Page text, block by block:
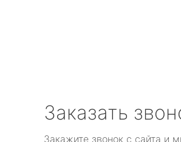
Заказать
Закажите звонок с сайта и